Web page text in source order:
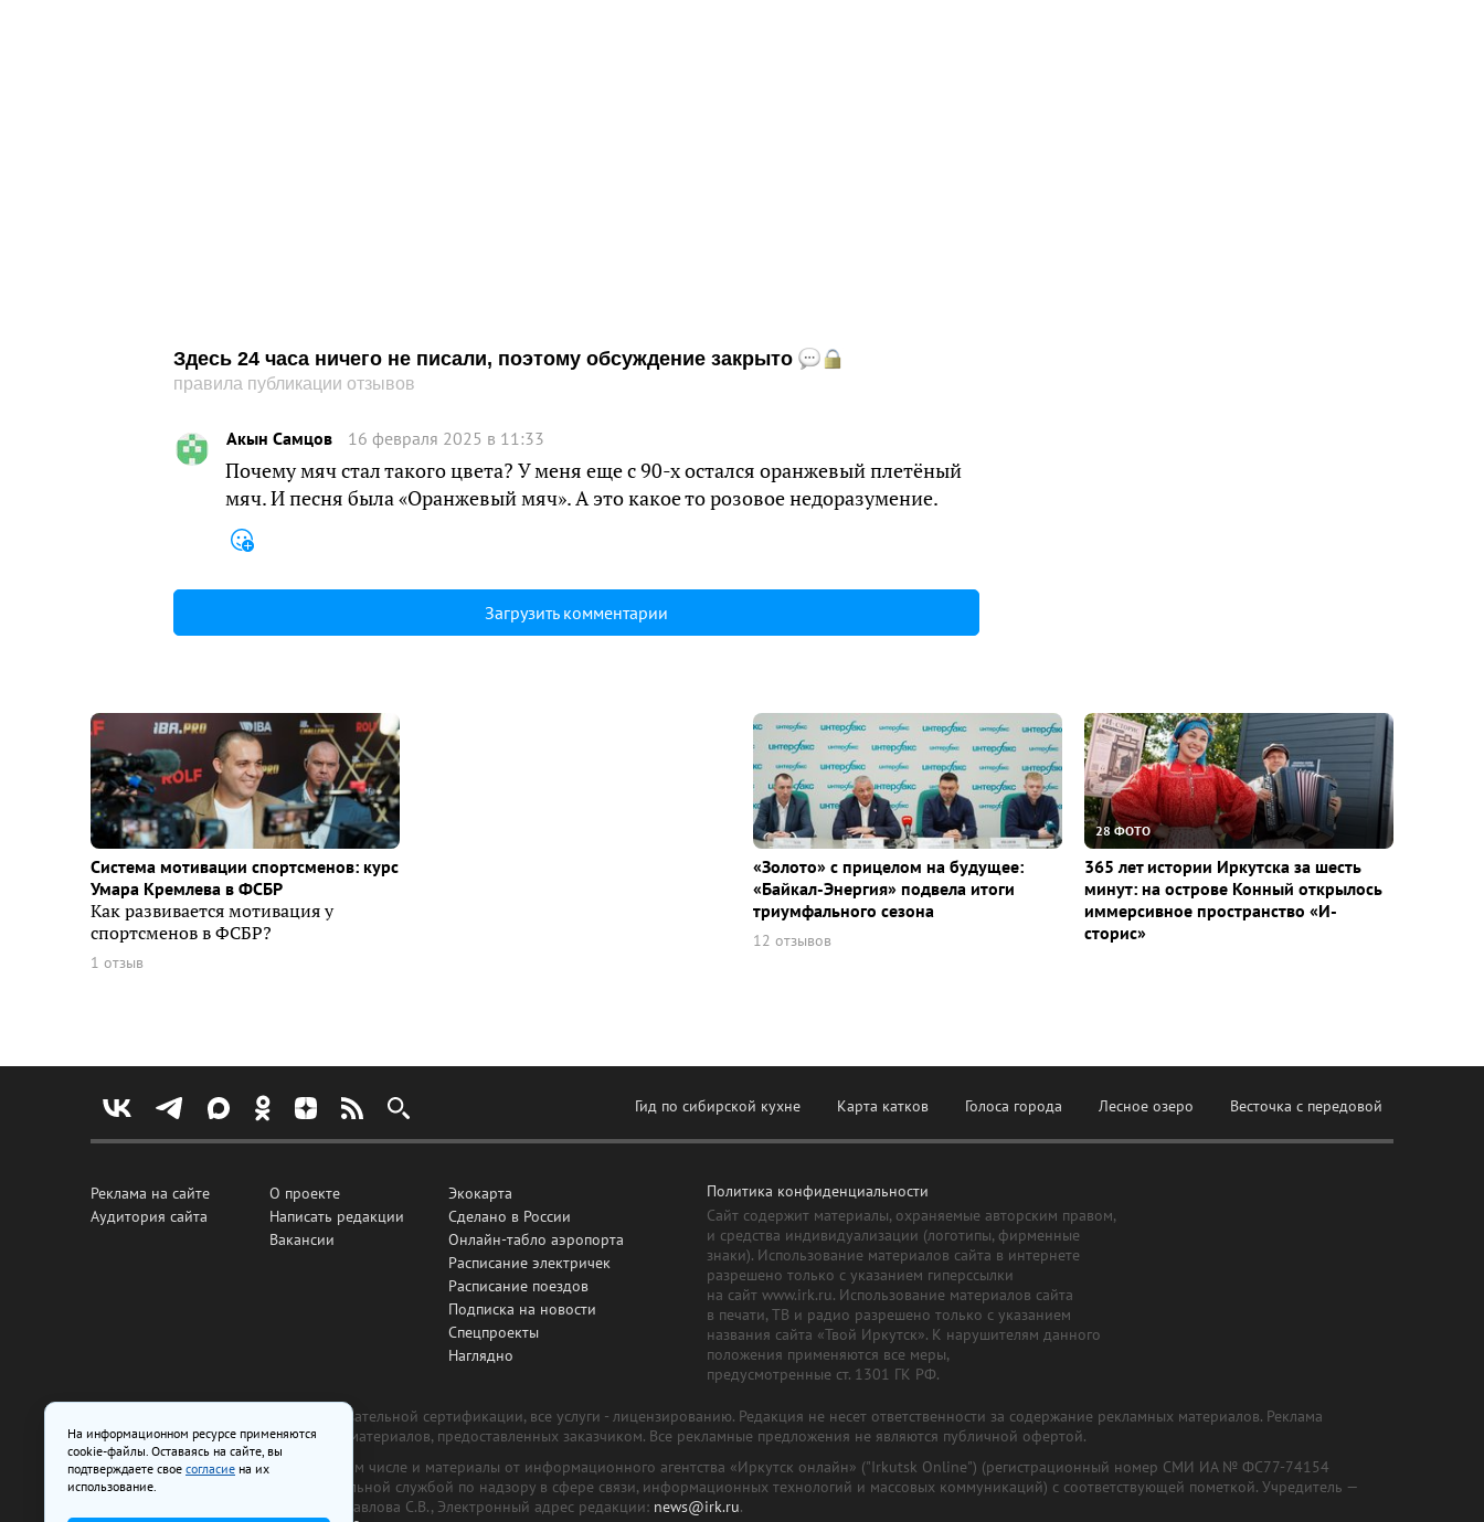
Здесь 24 часа ничего не писали, поэтому обсуждение закрыто
правила публикации отзывов
Акын Самцов 16 февраля 2025 в 11:33
Почему мяч стал такого цвета? У меня еще с 90-х остался оранжевый плетёный
мяч. И песня была «Оранжевый мяч». А это какое то розовое недоразумение.
Загрузить комментарии
Система мотивации спортсменов: курс
Умара Кремлева в ФСБР
Как развивается мотивация у
спортсменов в ФСБР?
1 отзыв
«Золото» с прицелом на будущее:
«Байкал-Энергия» подвела итоги
триумфального сезона
12 отзывов
28 ФОТО
365 лет истории Иркутска за шесть
минут: на острове Конный открылось
иммерсивное пространство «И-
сторис»
Гид по сибирской кухне Карта катков Голоса города Лесное озеро Весточка с передовой
Реклама на сайте
Аудитория сайта
О проекте
Написать редакции
Вакансии
Экокарта
Сделано в России
Онлайн-табло аэропорта
Расписание электричек
Расписание поездов
Подписка на новости
Спецпроекты
Наглядно
Политика конфиденциальности
Сайт содержит материалы, охраняемые авторским правом,
и средства индивидуализации (логотипы, фирменные
знаки). Использование материалов сайта в интернете
разрешено только с указанием гиперссылки
на сайт www.irk.ru. Использование материалов сайта
в печати, ТВ и радио разрешено только с указанием
названия сайта «Твой Иркутск». К нарушителям данного
положения применяются все меры,
предусмотренные ст. 1301 ГК РФ.
Все рекламные товары подлежат обязательной сертификации, все услуги - лицензированию. Редакция не несет ответственности за содержание рекламных материалов. Реклама
изготовлена и размещена на основе материалов, предоставленных заказчиком. Все рекламные предложения не являются публичной офертой.
На сайте www.irk.ru размещаются в том числе и материалы от информационного агентства «Иркутск онлайн» ("Irkutsk Online") (регистрационный номер СМИ ИА № ФС77-74154
от 29 октября 2018 г., выдан Федеральной службой по надзору в сфере связи, информационных технологий и массовых коммуникаций) с соответствующей пометкой. Учредитель —
ООО «Ирк.ру». Главный редактор — Павлова С.В., Электронный адрес редакции: news@irk.ru.
На информационном ресурсе применяются
cookie-файлы. Оставаясь на сайте, вы
подтверждаете свое согласие на их
использование.